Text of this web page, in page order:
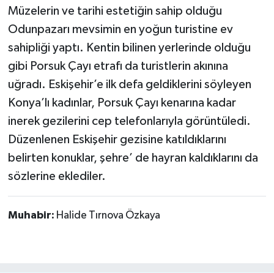
Müzelerin ve tarihi estetiğin sahip olduğu
Odunpazarı mevsimin en yoğun turistine ev
sahipliği yaptı. Kentin bilinen yerlerinde olduğu
gibi Porsuk Çayı etrafı da turistlerin akınına
uğradı. Eskişehir’e ilk defa geldiklerini söyleyen
Konya’lı kadınlar, Porsuk Çayı kenarına kadar
inerek gezilerini cep telefonlarıyla görüntüledi.
Düzenlenen Eskişehir gezisine katıldıklarını
belirten konuklar, şehre’ de hayran kaldıklarını da
sözlerine eklediler.
Muhabir: Halide Tırnova Özkaya